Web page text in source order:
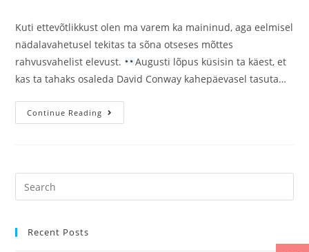
Kuti ettevõtlikkust olen ma varem ka maininud, aga eelmisel
nädalavahetusel tekitas ta sõna otseses mõttes
rahvusvahelist elevust.
Augusti lõpus küsisin ta käest, et
kas ta tahaks osaleda David Conway kahepäevasel tasuta…
Continue Reading
Recent Posts